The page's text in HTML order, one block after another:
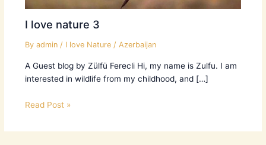
I love nature 3
By admin / I love Nature/ Azerbaijan
A Guest blog by Zülfü Ferecli Hi, my name is Zulfu. I am
interested in wildlife from my childhood, and […]
Read Post »